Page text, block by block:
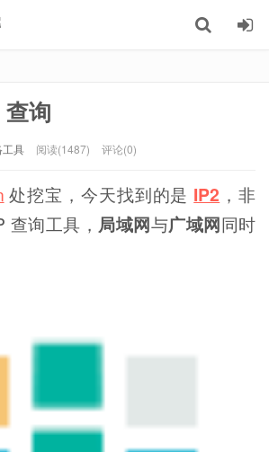
询
工具 阅读(1487) 评论(0)
处挖宝，今天找到的是 IP2 ，非
查询工具， 局域网与广域网同时